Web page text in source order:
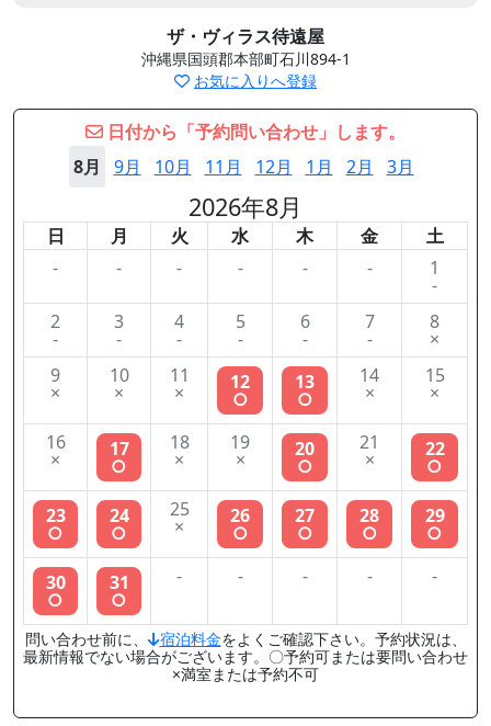
ザ・ヴィラス待遠屋
沖縄県国頭郡本部町石川894-1
お気に入りへ登録
日付から「予約問い合わせ」します。
8月
9月 10月 11月 12月 1月 2月 3月
2026年8月
日 月 火 水 木 金
土
-
- - - - - 1
-
2
-
3
-
4
-
5
-
6
-
7
-
8
×
9
×
10
×
11
× 12
○
13
○
14
×
15
×
16
× 17
○
18
×
19
× 20
○
21
× 22
○
23
○
24
○
25
× 26
○
27
○
28
○
29
○
30
○
31
○
- - - - -
問い合わせ前に、 宿泊料金をよくご確認下さい。予約状況は、
最新情報でない場合がございます。〇予約可または要問い合わせ
×満室または予約不可